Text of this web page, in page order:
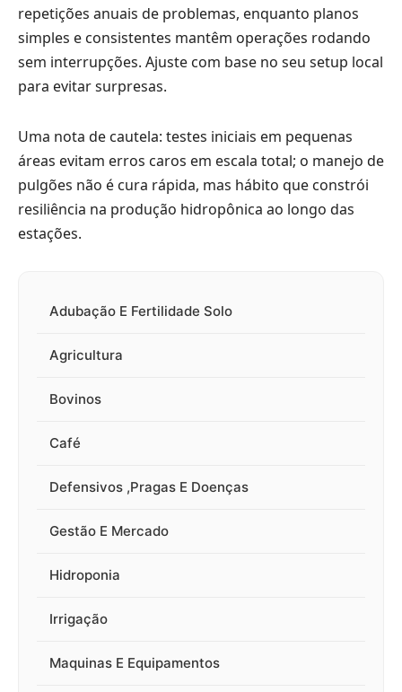
repetições anuais de problemas, enquanto planos
simples e consistentes mantêm operações rodando
sem interrupções. Ajuste com base no seu setup local
para evitar surpresas.
Uma nota de cautela: testes iniciais em pequenas
áreas evitam erros caros em escala total; o manejo de
pulgões não é cura rápida, mas hábito que constrói
resiliência na produção hidropônica ao longo das
estações.
Adubação E Fertilidade Solo
Agricultura
Bovinos
Café
Defensivos ,Pragas E Doenças
Gestão E Mercado
Hidroponia
Irrigação
Maquinas E Equipamentos